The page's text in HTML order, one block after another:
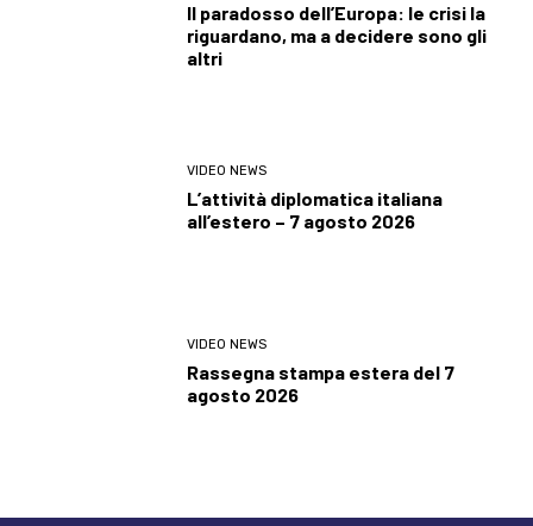
Il paradosso dell’Europa: le crisi la
riguardano, ma a decidere sono gli
altri
VIDEO NEWS
L’attività diplomatica italiana
all’estero – 7 agosto 2026
VIDEO NEWS
Rassegna stampa estera del 7
agosto 2026